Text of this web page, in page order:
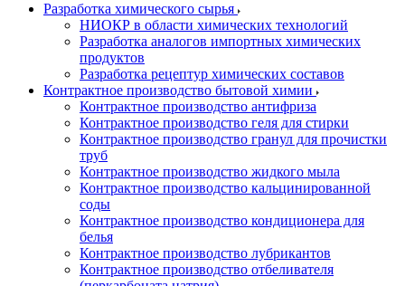
Разработка химического сырья
НИОКР в области химических технологий
Разработка аналогов импортных химических
продуктов
Разработка рецептур химических составов
Контрактное производство бытовой химии
Контрактное производство антифриза
Контрактное производство геля для стирки
Контрактное производство гранул для прочистки
труб
Контрактное производство жидкого мыла
Контрактное производство кальцинированной
соды
Контрактное производство кондиционера для
белья
Контрактное производство лубрикантов
Контрактное производство отбеливателя